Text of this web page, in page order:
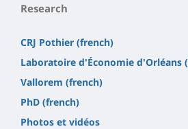
Research
CRJ Pothier (french)
Laboratoire d'Économie d'Orléans
Vallorem (french)
PhD (french)
Photos et vidéos